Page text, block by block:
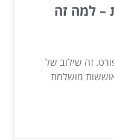
– למה זה
זה שילוב של
מושלמת